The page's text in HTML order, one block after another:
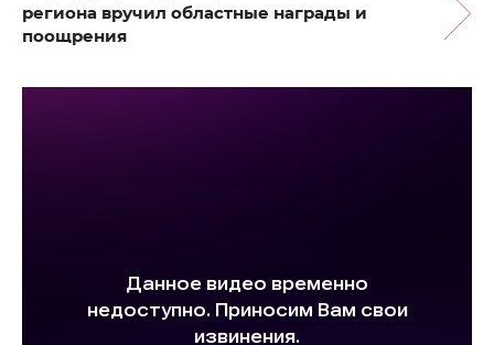
региона вручил областные награды и
поощрения